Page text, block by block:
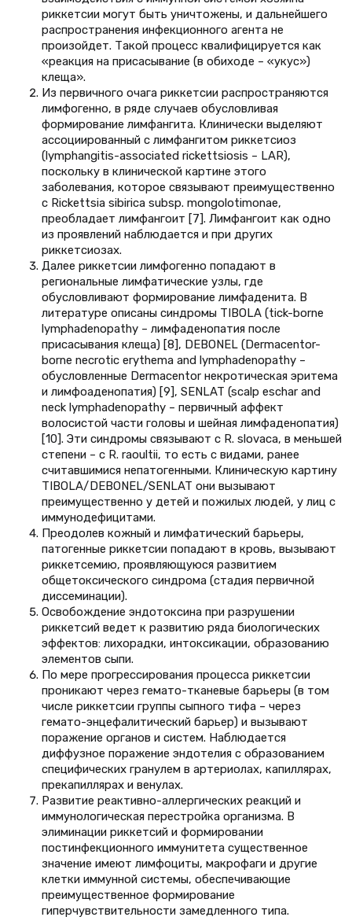
риккетсии могут быть уничтожены, и дальнейшего
распространения инфекционного агента не
произойдет. Такой процесс квалифицируется как
«реакция на присасывание (в обиходе – «укус»)
клеща».
Из первичного очага риккетсии распространяются
лимфогенно, в ряде случаев обусловливая
формирование лимфангита. Клинически выделяют
ассоциированный с лимфангитом риккетсиоз
(lymphangitis-associated rickettsiosis – LAR),
поскольку в клинической картине этого
заболевания, которое связывают преимущественно
с Rickettsia sibirica subsp. mongolotimonae,
преобладает лимфангоит [7]. Лимфангоит как одно
из проявлений наблюдается и при других
риккетсиозах.
Далее риккетсии лимфогенно попадают в
региональные лимфатические узлы, где
обусловливают формирование лимфаденита. В
литературе описаны синдромы TIBOLA (tick-borne
lymphadenopathy – лимфаденопатия после
присасывания клеща) [8], DEBONEL (Dermacentor-
borne necrotic erythema and lymphadenopathy –
обусловленные Dermacentor некротическая эритема
и лимфоаденопатия) [9], SENLAT (scalp eschar and
neck lymphadenopathy – первичный аффект
волосистой части головы и шейная лимфаденопатия)
[10]. Эти синдромы связывают с R. slovaca, в меньшей
степени – с R. raoultii, то есть с видами, ранее
считавшимися непатогенными. Клиническую картину
TIBOLA/DEBONEL/SENLAT они вызывают
преимущественно у детей и пожилых людей, у лиц с
иммунодефицитами.
Преодолев кожный и лимфатический барьеры,
патогенные риккетсии попадают в кровь, вызывают
риккетсемию, проявляющуюся развитием
общетоксического синдрома (стадия первичной
диссеминации).
Освобождение эндотоксина при разрушении
риккетсий ведет к развитию ряда биологических
эффектов: лихорадки, интоксикации, образованию
элементов сыпи.
По мере прогрессирования процесса риккетсии
проникают через гемато-тканевые барьеры (в том
числе риккетсии группы сыпного тифа – через
гемато-энцефалитический барьер) и вызывают
поражение органов и систем. Наблюдается
диффузное поражение эндотелия с образованием
специфических гранулем в артериолах, капиллярах,
прекапиллярах и венулах.
Развитие реактивно-аллергических реакций и
иммунологическая перестройка организма. В
элиминации риккетсий и формировании
постинфекционного иммунитета существенное
значение имеют лимфоциты, макрофаги и другие
клетки иммунной системы, обеспечивающие
преимущественное формирование
гиперчувствительности замедленного типа.